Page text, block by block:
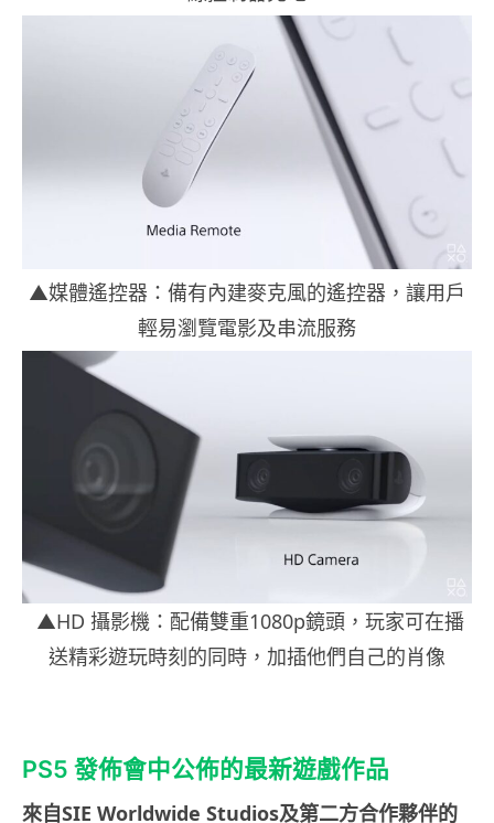
▲媒體遙控器：備有內建麥克風的遙控器，讓用戶
輕易瀏覽電影及串流服務
▲HD 攝影機：配備雙重1080p鏡頭，玩家可在播
送精彩遊玩時刻的同時，加插他們自己的肖像
PS5 發佈會中公佈的最新遊戲作品
來自SIE Worldwide Studios及第二方合作夥伴的